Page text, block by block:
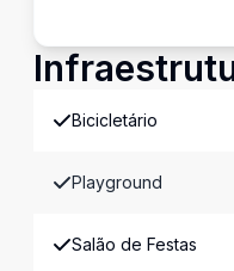
Bicicletário
Playground
Salão de Festas